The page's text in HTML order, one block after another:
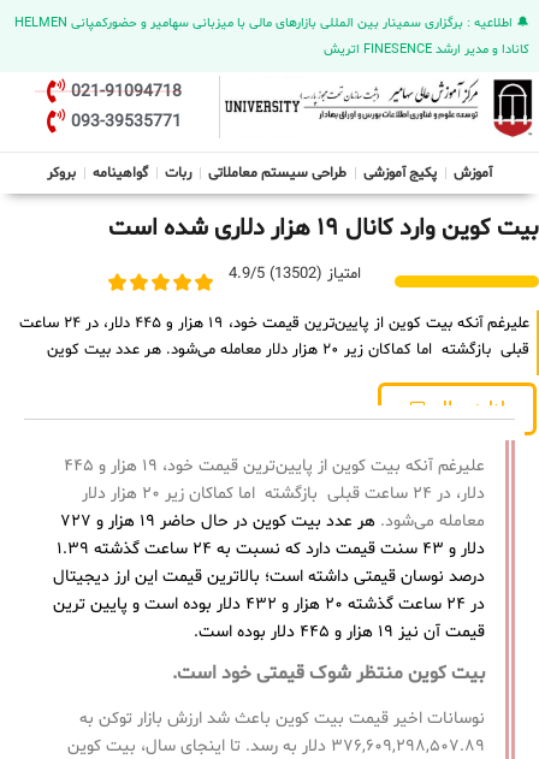
🔔 اطلاعیه : برگزاری سمینار بین المللی بازارهای مالی با میزبانی سهامیر و حضورکمپانی HELMEN
کانادا و مدیر ارشد FINESENCE اتریش
021-91094718
093-39535771
آموزش پکیج آموزشی طراحی سیستم معاملاتی ربات گواهینامه بروکر
بیت کوین وارد کانال ۱۹ هزار دلاری شده است
امتیاز (13502) 4.9/5
علیرغم آنکه بیت کوین از پایین‌ترین قیمت خود، ۱۹ هزار و ۴۴۵ دلار، در ۲۴ ساعت
قبلی بازگشته اما کماکان زیر ۲۰ هزار دلار معامله می‌شود. هر عدد بیت کوین
ادامه مطلب
علیرغم آنکه بیت کوین از پایین‌ترین قیمت خود، ۱۹ هزار و ۴۴۵
دلار، در ۲۴ ساعت قبلی بازگشته اما کماکان زیر ۲۰ هزار دلار
معامله می‌شود.
هر عدد بیت کوین در حال حاضر ۱۹ هزار و ۷۲۷
دلار و ۴۳ سنت قیمت دارد که نسبت به ۲۴ ساعت گذشته ۱.۳۹
درصد نوسان قیمتی داشته است؛ بالاترین قیمت این ارز دیجیتال
در ۲۴ ساعت گذشته ۲۰ هزار و ۴۳۲ دلار بوده است و پایین ترین
قیمت آن نیز ۱۹ هزار و ۴۴۵ دلار بوده است.
بیت کوین منتظر شوک قیمتی خود است.
نوسانات اخیر قیمت بیت کوین باعث شد ارزش بازار توکن به
۳۷۶,۶۰۹,۲۹۸,۵۰۷.۸۹ دلار به رسد. تا اینجای سال، بیت کوین